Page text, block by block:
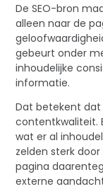
De SEO-bron
alleen naar de
gebeurt onder
inhoudelijke
informatie.
Dat betekent dat
contentkwaliteit.
wat er al
zelden sterk
pagina
externe